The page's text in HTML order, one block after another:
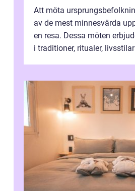
Att möta
av de mest minnesvärda
en resa. Dessa möten
i traditioner, ritualer,